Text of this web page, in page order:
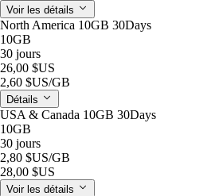
Voir les détails
North America 10GB 30Days
10GB
30 jours
26,00 $US
2,60 $US/GB
Détails
USA & Canada 10GB 30Days
10GB
30 jours
2,80 $US/GB
28,00 $US
Voir les détails